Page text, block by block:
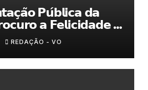
𝗣𝘂́𝗯𝗹𝗶𝗰𝗮 𝗱𝗮
𝗮 𝗙𝗲𝗹𝗶𝗰𝗶𝗱𝗮𝗱𝗲 𝗲
𝗰𝗼𝗺𝗶𝗴𝗼”
REDAÇÃO - VO